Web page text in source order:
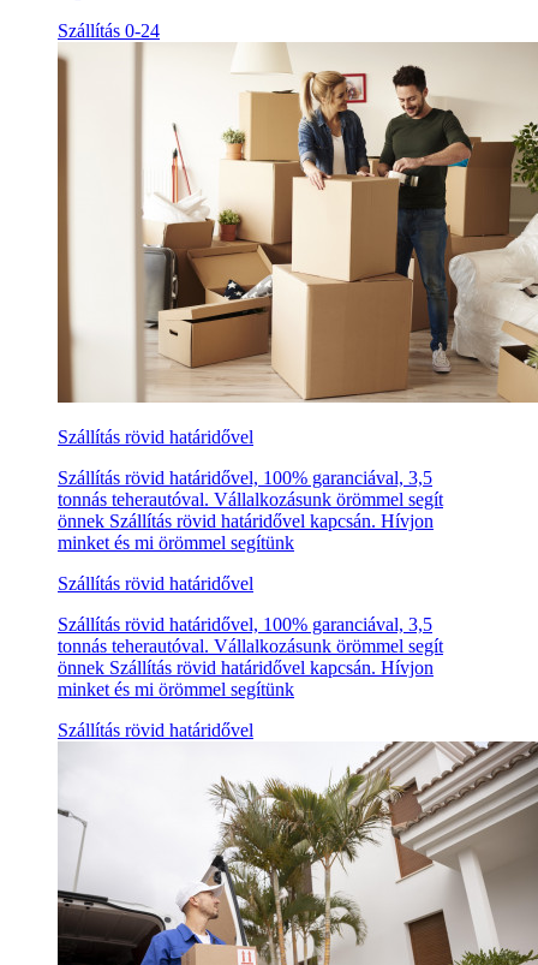
Szállítás 0-24
Szállítás rövid határidővel
Szállítás rövid határidővel, 100% garanciával, 3,5
tonnás teherautóval. Vállalkozásunk örömmel segít
önnek Szállítás rövid határidővel kapcsán. Hívjon
minket és mi örömmel segítünk
Szállítás rövid határidővel
Szállítás rövid határidővel, 100% garanciával, 3,5
tonnás teherautóval. Vállalkozásunk örömmel segít
önnek Szállítás rövid határidővel kapcsán. Hívjon
minket és mi örömmel segítünk
Szállítás rövid határidővel